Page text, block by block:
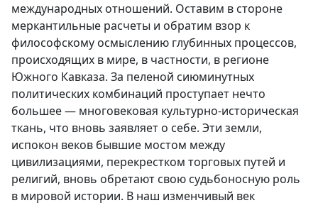
международных отношений. Оставим в стороне
меркантильные расчеты и обратим взор к
философскому осмыслению глубинных процессов,
происходящих в мире, в частности, в регионе
Южного Кавказа. За пеленой сиюминутных
политических комбинаций проступает нечто
большее — многовековая культурно-историческая
ткань, что вновь заявляет о себе. Эти земли,
испокон веков бывшие мостом между
цивилизациями, перекрестком торговых путей и
религий, вновь обретают свою судьбоносную роль
в мировой истории. В наш изменчивый век